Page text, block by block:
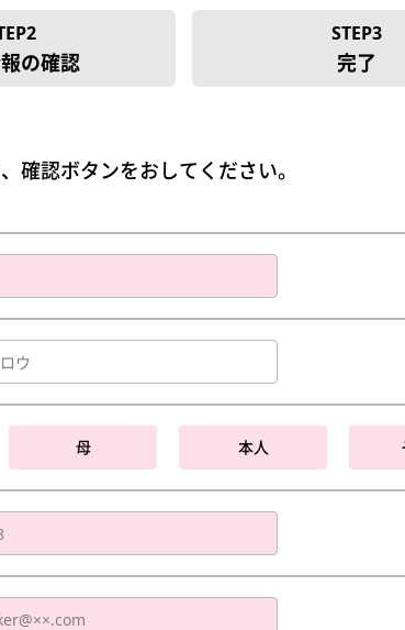
の確認
STEP3
完了
確認ボタンをおしてください。
母 本人